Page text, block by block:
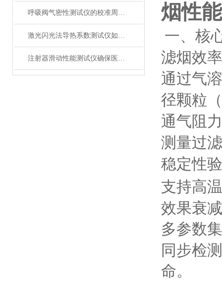
呼吸阀气密性测试仪的校准周期与重要性
激光闪光法导热系数测试仪如何征服极端温度下的材料测试？
注射器滑动性能测试仪确保医疗注射安全顺畅
烟性
一、核
滤烟效
通过气
径颗粒（
通气阻
测量过
稳定性
支持高
效果衰
多参数
同步检
命。